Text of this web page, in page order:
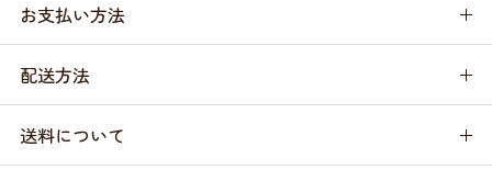
お支払い方法
配送方法
送料について